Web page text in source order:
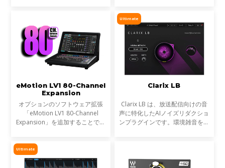
eMotion LV1シリーズや
SuperRackシステムをDante
モジュラー式のeMotion LV1シス
テムのフェーダーバンクと
eMotion LV1 80-Channel
Expansion
オプションのソフトウェア拡張
「eMotion LV1 80-Channel
Expansion」を追加することで、
software license）を、最大80ス
テレオチャンネル／160インプッ
Ultimate
Clarix LB
Clarix LB は、放送配信向けの音
声に特化したAIノイズリダクショ
ンプラグインです。環境雑音をリ
です。
Ultimate